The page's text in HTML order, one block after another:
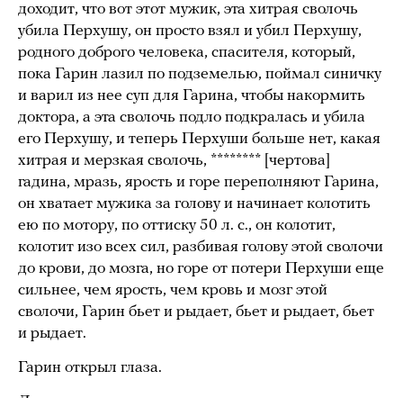
доходит, что вот этот мужик, эта хитрая сволочь
убила Перхушу, он просто взял и убил Перхушу,
родного доброго человека, спасителя, который,
пока Гарин лазил по подземелью, поймал синичку
и варил из нее суп для Гарина, чтобы накормить
доктора, а эта сволочь подло подкралась и убила
его Перхушу, и теперь Перхуши больше нет, какая
хитрая и мерзкая сволочь, ******** [чертова]
гадина, мразь, ярость и горе переполняют Гарина,
он хватает мужика за голову и начинает колотить
ею по мотору, по оттиску 50 л. с., он колотит,
колотит изо всех сил, разбивая голову этой сволочи
до крови, до мозга, но горе от потери Перхуши еще
сильнее, чем ярость, чем кровь и мозг этой
сволочи, Гарин бьет и рыдает, бьет и рыдает, бьет
и рыдает.
Гарин открыл глаза.